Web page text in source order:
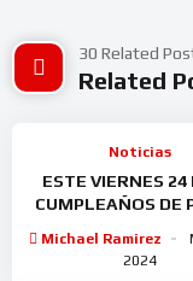
30 Related
Related
Noticias
ESTE VIERNES 24
CUMPLEAÑOS DE
Michael Ramirez
2024